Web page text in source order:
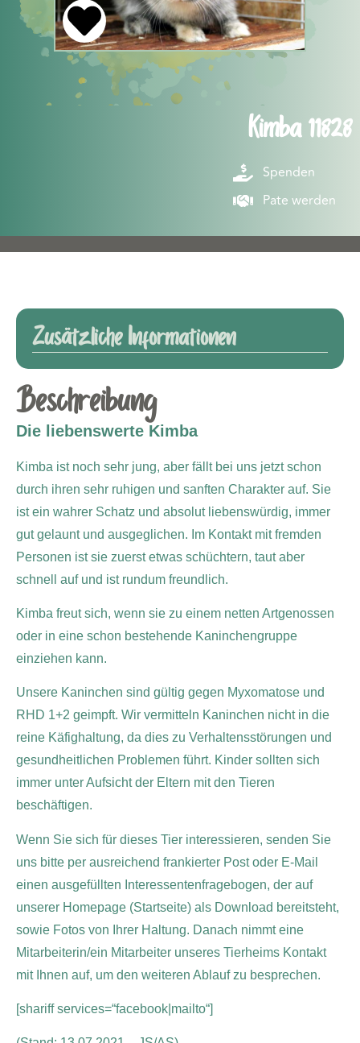
Kimba 11828
Spenden
Pate werden
Zusätzliche Informationen
Beschreibung
Die liebenswerte Kimba
Kimba ist noch sehr jung, aber fällt bei uns jetzt schon
durch ihren sehr ruhigen und sanften Charakter auf. Sie
ist ein wahrer Schatz und absolut liebenswürdig, immer
gut gelaunt und ausgeglichen. Im Kontakt mit fremden
Personen ist sie zuerst etwas schüchtern, taut aber
schnell auf und ist rundum freundlich.
Kimba freut sich, wenn sie zu einem netten Artgenossen
oder in eine schon bestehende Kaninchengruppe
einziehen kann.
Unsere Kaninchen sind gültig gegen Myxomatose und
RHD 1+2 geimpft. Wir vermitteln Kaninchen nicht in die
reine Käfighaltung, da dies zu Verhaltensstörungen und
gesundheitlichen Problemen führt. Kinder sollten sich
immer unter Aufsicht der Eltern mit den Tieren
beschäftigen.
Wenn Sie sich für dieses Tier interessieren, senden Sie
uns bitte per ausreichend frankierter Post oder E-Mail
einen ausgefüllten Interessentenfragebogen, der auf
unserer Homepage (Startseite) als Download bereitsteht,
sowie Fotos von Ihrer Haltung. Danach nimmt eine
Mitarbeiterin/ein Mitarbeiter unseres Tierheims Kontakt
mit Ihnen auf, um den weiteren Ablauf zu besprechen.
[shariff services=“facebook|mailto“]